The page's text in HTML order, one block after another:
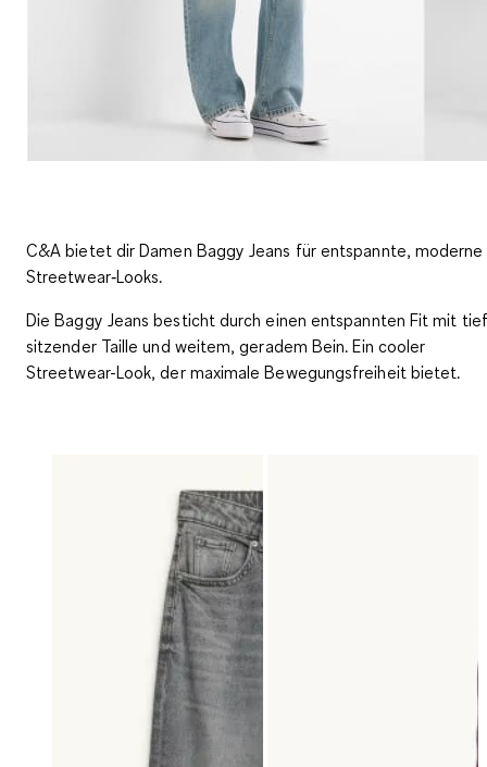
C&A bietet dir Damen Baggy Jeans für entspannte, moderne
Streetwear‑Looks.
Die Baggy Jeans besticht durch einen entspannten Fit mit tief
sitzender Taille und weitem, geradem Bein. Ein cooler
Streetwear-Look, der maximale Bewegungsfreiheit bietet.